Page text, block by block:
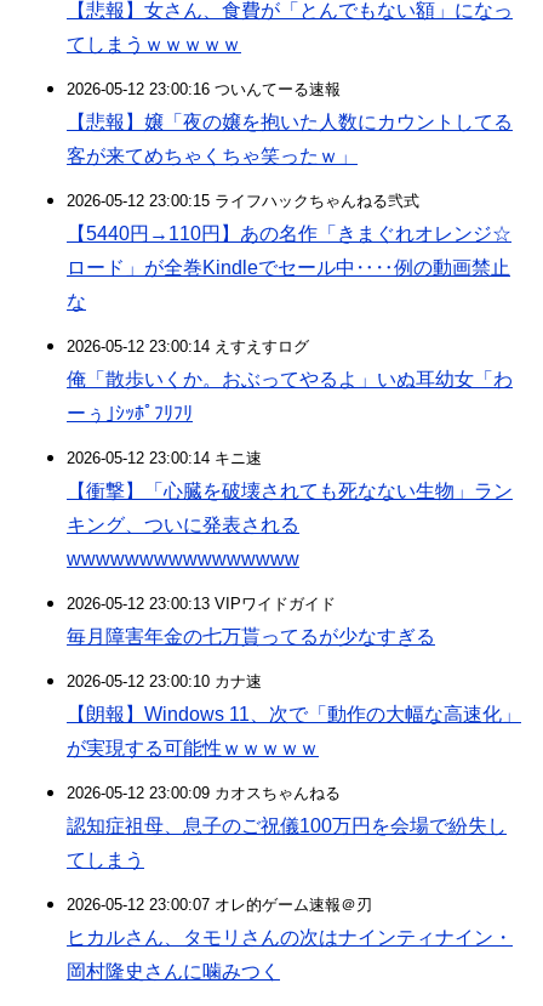
【悲報】女さん、食費が「とんでもない額」になっ
てしまうｗｗｗｗｗ
2026-05-12 23:00:16 ついんてーる速報
【悲報】嬢「夜の嬢を抱いた人数にカウントしてる
客が来てめちゃくちゃ笑ったｗ」
2026-05-12 23:00:15 ライフハックちゃんねる弐式
【5440円→110円】あの名作「きまぐれオレンジ☆
ロード」が全巻Kindleでセール中‥‥例の動画禁止
な
2026-05-12 23:00:14 えすえすログ
俺「散歩いくか。おぶってやるよ」いぬ耳幼女「わ
ーぅ｣ｼｯﾎﾟﾌﾘﾌﾘ
2026-05-12 23:00:14 キニ速
【衝撃】「心臓を破壊されても死なない生物」ラン
キング、ついに発表される
wwwwwwwwwwwwwwww
2026-05-12 23:00:13 VIPワイドガイド
毎月障害年金の七万貰ってるが少なすぎる
2026-05-12 23:00:10 カナ速
【朗報】Windows 11、次で「動作の大幅な高速化」
が実現する可能性ｗｗｗｗｗ
2026-05-12 23:00:09 カオスちゃんねる
認知症祖母、息子のご祝儀100万円を会場で紛失し
てしまう
2026-05-12 23:00:07 オレ的ゲーム速報＠刃
ヒカルさん、タモリさんの次はナインティナイン・
岡村隆史さんに噛みつく